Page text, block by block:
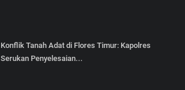
Konflik Tanah Adat di Flores Timur: Kapolres
Serukan Penyelesaian...